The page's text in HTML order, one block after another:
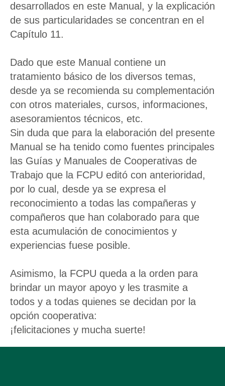
desarrollados en este Manual, y la explicación
de sus particularidades se concentran en el
Capítulo 11.
Dado que este Manual contiene un
tratamiento básico de los diversos temas,
desde ya se recomienda su complementación
con otros materiales, cursos, informaciones,
asesoramientos técnicos, etc.
Sin duda que para la elaboración del presente
Manual se ha tenido como fuentes principales
las Guías y Manuales de Cooperativas de
Trabajo que la FCPU editó con anterioridad,
por lo cual, desde ya se expresa el
reconocimiento a todas las compañeras y
compañeros que han colaborado para que
esta acumulación de conocimientos y
experiencias fuese posible.
Asimismo, la FCPU queda a la orden para
brindar un mayor apoyo y les trasmite a
todos y a todas quienes se decidan por la
opción cooperativa:
¡felicitaciones y mucha suerte!